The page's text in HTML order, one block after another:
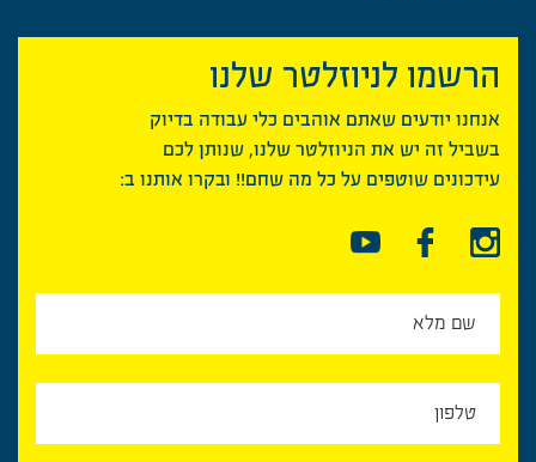
הרשמו לניוזלטר שלנו
אנחנו יודעים שאתם אוהבים כלי עבודה בדיוק
בשביל זה יש את הניוזלטר שלנו, שנותן לכם
עידכונים שוטפים על כל מה שחם!! ובקרו אותנו ב: